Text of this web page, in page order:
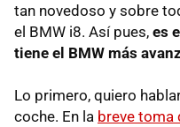
tan novedoso y sobre
el BMW i8. Así pues, es
tiene el BMW más
Lo primero, quiero
coche. En la breve toma